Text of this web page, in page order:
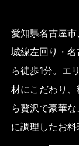
愛知県名古屋
城線左回り・ 名
ら徒歩1分。 エ
材にこだわり
ら贅沢で豪華な
に調理したお料